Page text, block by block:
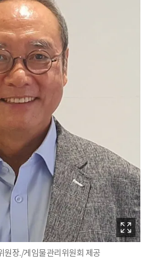
원장./게임물관리위원회 제공